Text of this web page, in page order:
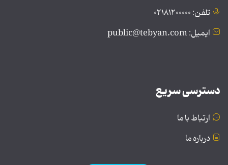
تلفن: ۰۲۱۸۱۲۰۰۰۰۰
ایمیل: public@tebyan.com
دسترسی سریع
ارتباط با ما
درباره ما